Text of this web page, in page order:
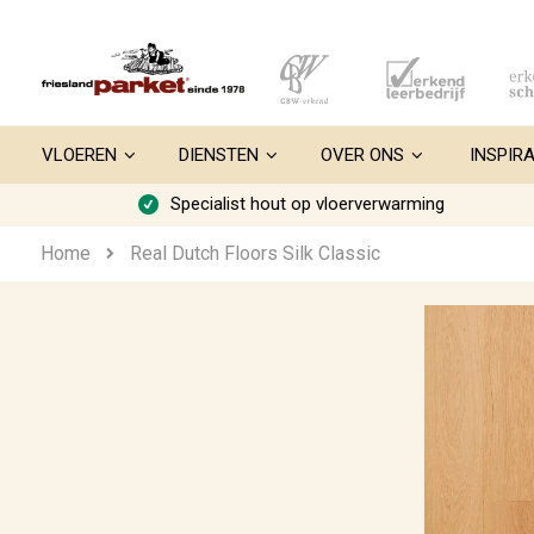
VLOEREN DIENSTEN OVER ONS
Specialist hout op vloerverwarming
Home Real Dutch Floors Silk Classic